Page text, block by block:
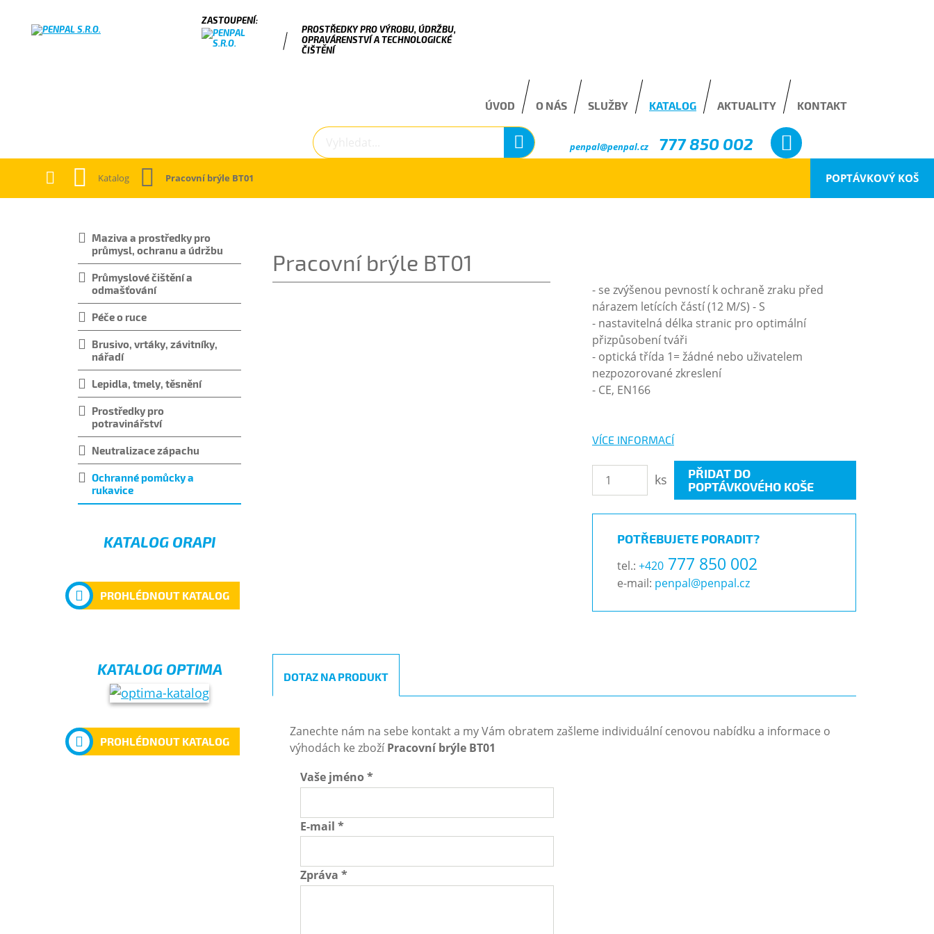
PROSTŘEDKY PRO VÝROBU, ÚDRŽBU,
OPRAVÁRENSTVÍ A TECHNOLOGICKÉ
ČIŠTĚNÍ
ÚVOD O NÁS SLUŽBY KATALOG AKTUALITY KONTAKT
POPTÁVKOVÝ KOŠ
penpal@penpal.cz 777 850 002
Katalog Pracovní brýle BT01
Pracovní brýle BT01
- se zvýšenou pevností k ochraně zraku před
nárazem letících částí (12 M/S) - S
- nastavitelná délka stranic pro optimální
přizpůsobení tváři
- optická třída 1= žádné nebo uživatelem
nezpozorované zkreslení
- CE, EN166
VÍCE INFORMACÍ
ks
PŘIDAT DO
POPTÁVKOVÉHO KOŠE
POTŘEBUJETE PORADIT?
tel.: +420 777 850 002
e-mail: penpal@penpal.cz
DOTAZ NA PRODUKT
Zanechte nám na sebe kontakt a my Vám obratem zašleme individuální cenovou nabídku a informace o
výhodách ke zbožíPracovní brýle BT01
Vaše jméno*
E-mail *
Zpráva *
Maziva a prostředky pro
průmysl, ochranu a údržbu
Průmyslové čištění a
odmašťování
Péče o ruce
Brusivo, vrtáky, závitníky,
nářadí
Lepidla, tmely, těsnění
Prostředky pro
potravinářství
Neutralizace zápachu
Ochranné pomůcky a
rukavice
KATALOG ORAPI
PROHLÉDNOUT KATALOG
KATALOG OPTIMA
PROHLÉDNOUT KATALOG